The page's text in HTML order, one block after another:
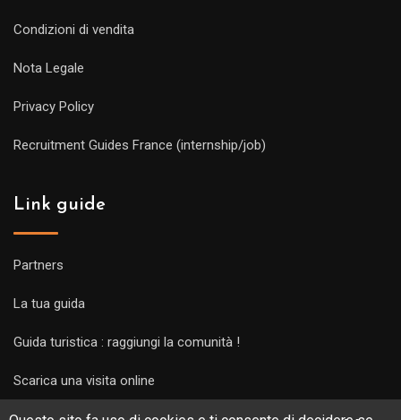
Condizioni di vendita
Nota Legale
Privacy Policy
Recruitment Guides France (internship/job)
Link guide
Partners
La tua guida
Guida turistica : raggiungi la comunità !
Scarica una visita online